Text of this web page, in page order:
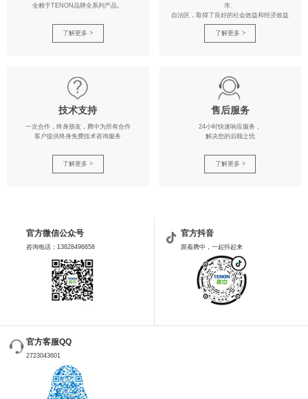
全赖于TENON品牌全系列产品。
了解更多 >
市、
自治区，取得了良好的社会效益和经济效益
了解更多 >
技术支持
一次合作，终身朋友，腾中为所有合作
客户提供终身免费技术咨询服务
了解更多 >
售后服务
24小时快速响应服务，
解决您的后顾之忧
了解更多 >
官方微信公众号
咨询电话：13828496658
官方抖音
跟着腾中，一起抖起来
官方客服QQ
2723043601